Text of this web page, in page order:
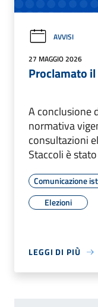
AVVISI
27 MAGGIO 2026
Proclamato
A conclusione
normativa
consultazioni
Staccoli è
Comunicazione
Elezioni
LEGGI DI PIÙ